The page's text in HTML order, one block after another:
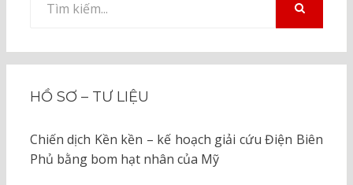
kiếm
HỒ SƠ – TƯ LIỆU
Chiến dịch Kền kền – kế hoạch giải cứu Điện Biên
Phủ bằng bom hạt nhân của Mỹ